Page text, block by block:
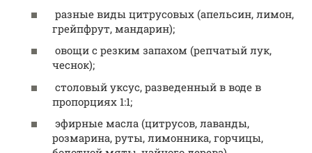
разные виды цитрусовых (апельсин, лимон,
грейпфрут, мандарин);
овощи с резким запахом (репчатый лук,
чеснок);
столовый уксус, разведенный в воде в
пропорциях 1:1;
эфирные масла (цитрусов, лаванды,
розмарина, руты, лимонника, горчицы,